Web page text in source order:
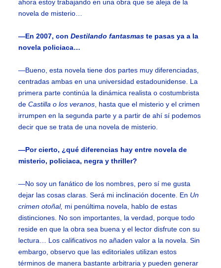
ahora estoy trabajando en una obra que se aleja de la
novela de misterio…
—En 2007, conDestilando fantasmas te pasas ya a la
novela policiaca…
—Bueno, esta novela tiene dos partes muy diferenciadas,
centradas ambas en una universidad estadounidense. La
primera parte continúa la dinámica realista o costumbrista
deCastilla o los veranos , hasta que el misterio y el crimen
irrumpen en la segunda parte y a partir de ahí sí podemos
decir que se trata de una novela de misterio.
—Por cierto, ¿qué diferencias hay entre novela de
misterio, policiaca, negra y thriller?
—No soy un fanático de los nombres, pero sí me gusta
dejar las cosas claras. Será mi inclinación docente. En Un
crimen otoñal, mi penúltima novela, hablo de estas
distinciones. No son importantes, la verdad, porque todo
reside en que la obra sea buena y el lector disfrute con su
lectura… Los calificativos no añaden valor a la novela. Sin
embargo, observo que las editoriales utilizan estos
términos de manera bastante arbitraria y pueden generar